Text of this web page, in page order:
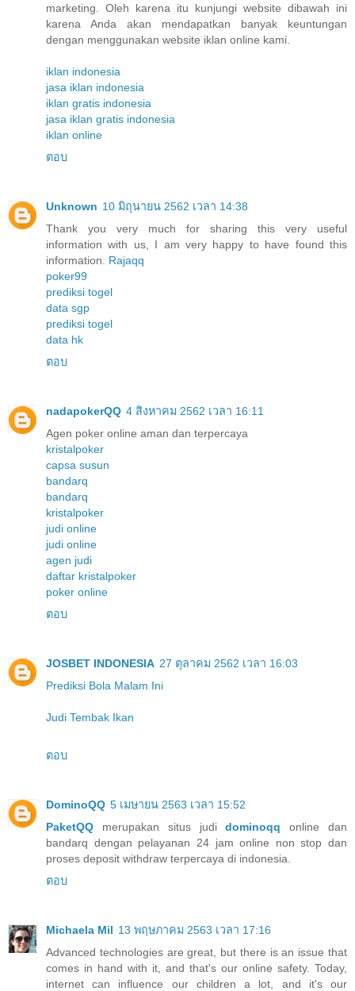
marketing. Oleh karena itu kunjungi website dibawah ini
karena Anda akan mendapatkan banyak keuntungan
dengan menggunakan website iklan online kami.
iklan indonesia
jasa iklan indonesia
iklan gratis indonesia
jasa iklan gratis indonesia
iklan online
ตอบ
Unknown 10 มิถุนายน 2562 เวลา 14:38
Thank you very much for sharing this very useful
information with us, I am very happy to have found this
information. Rajaqq
poker99
prediksi togel
data sgp
prediksi togel
data hk
ตอบ
nadapokerQQ 4 สิงหาคม 2562 เวลา 16:11
Agen poker online aman dan terpercaya
kristalpoker
capsa susun
bandarq
bandarq
kristalpoker
judi online
judi online
agen judi
daftar kristalpoker
poker online
ตอบ
JOSBET INDONESIA 27 ตุลาคม 2562 เวลา 16:03
Prediksi Bola Malam Ini
Judi Tembak Ikan
ตอบ
DominoQQ 5 เมษายน 2563 เวลา 15:52
PaketQQ merupakan situs judidominoqq online dan
bandarq dengan pelayanan 24 jam online non stop dan
proses deposit withdraw terpercaya di indonesia.
ตอบ
Michaela Mil 13 พฤษภาคม 2563 เวลา 17:16
Advanced technologies are great, but there is an issue that
comes in hand with it, and that's our online safety. Today,
internet can influence our children a lot, and it's our